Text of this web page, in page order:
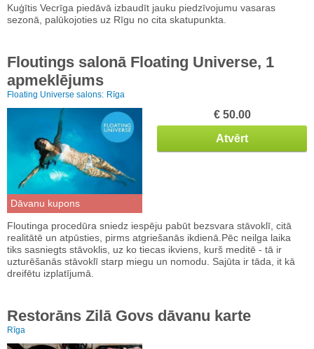
Kuģītis Vecrīga piedāvā izbaudīt jauku piedzīvojumu vasaras
sezonā, palūkojoties uz Rīgu no cita skatupunkta.
Floutings salonā Floating Universe, 1
apmeklējums
Floating Universe salons: Rīga
Dāvanu kupons
€ 50.00
Atvērt
Floutinga procedūra sniedz iespēju pabūt bezsvara stāvoklī, citā
realitātē un atpūsties, pirms atgriešanās ikdienā.Pēc neilga laika
tiks sasniegts stāvoklis, uz ko tiecas ikviens, kurš meditē - tā ir
uzturēšanās stāvoklī starp miegu un nomodu. Sajūta ir tāda, it kā
dreifētu izplatījumā.
Restorāns Zilā Govs dāvanu karte
Rīga